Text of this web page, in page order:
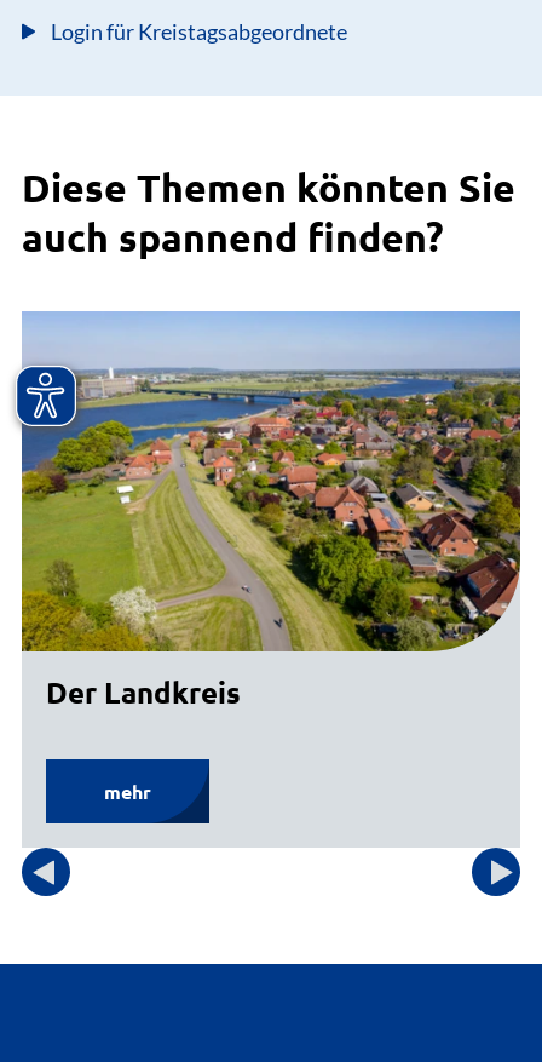
Login für Kreistagsabgeordnete
Diese Themen könnten Sie
auch spannend finden?
Der Landkreis
mehr